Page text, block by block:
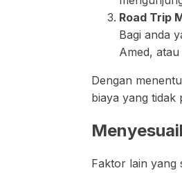
Road Trip
Bagi anda
Amed,
Dengan
biaya yang tidak
Faktor lain yang